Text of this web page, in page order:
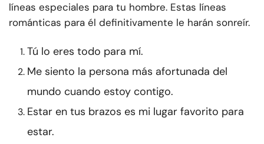
líneas especiales para tu hombre. Estas líneas
románticas para él definitivamente le harán sonreír.
Tú lo eres todo para mí.
Me siento la persona más afortunada del
mundo cuando estoy contigo.
Estar en tus brazos es mi lugar favorito para
estar.